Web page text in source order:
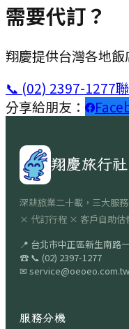
需要代訂？
翔慶提供台灣各地
📞 (02) 2397-1277
分享給朋友：
翔慶旅行社
深耕旅業二十載，三大服
× 代訂行程 × 客戶自助估
📍 台北市中正區新生南路
☎ 📞 (02) 2397-1277
✉ service@oeoeo.com.tw
服務分機